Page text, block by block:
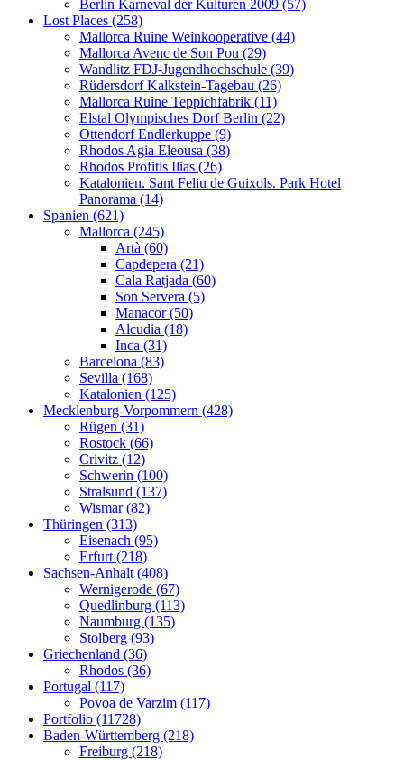
Berlin Karneval der Kulturen 2009 (57)
Lost Places (258)
Mallorca Ruine Weinkooperative (44)
Mallorca Avenc de Son Pou (29)
Wandlitz FDJ-Jugendhochschule (39)
Rüdersdorf Kalkstein-Tagebau (26)
Mallorca Ruine Teppichfabrik (11)
Elstal Olympisches Dorf Berlin (22)
Ottendorf Endlerkuppe (9)
Rhodos Agia Eleousa (38)
Rhodos Profitis Ilias (26)
Katalonien. Sant Feliu de Guixols. Park Hotel
Panorama (14)
Spanien (621)
Mallorca (245)
Artà (60)
Capdepera (21)
Cala Ratjada (60)
Son Servera (5)
Manacor (50)
Alcudia (18)
Inca (31)
Barcelona (83)
Sevilla (168)
Katalonien (125)
Mecklenburg-Vorpommern (428)
Rügen (31)
Rostock (66)
Crivitz (12)
Schwerin (100)
Stralsund (137)
Wismar (82)
Thüringen (313)
Eisenach (95)
Erfurt (218)
Sachsen-Anhalt (408)
Wernigerode (67)
Quedlinburg (113)
Naumburg (135)
Stolberg (93)
Griechenland (36)
Rhodos (36)
Portugal (117)
Povoa de Varzim (117)
Portfolio (11728)
Baden-Württemberg (218)
Freiburg (218)